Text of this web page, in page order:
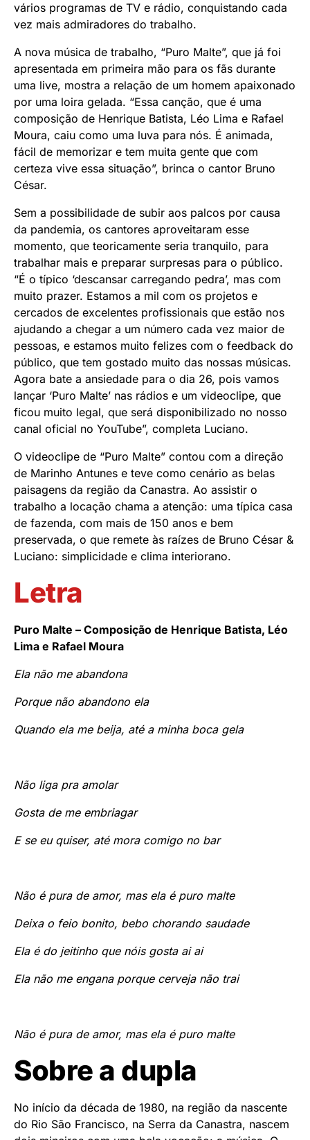
vários programas de TV e rádio, conquistando cada
vez mais admiradores do trabalho.
A nova música de trabalho, “Puro Malte”, que já foi
apresentada em primeira mão para os fãs durante
uma live, mostra a relação de um homem apaixonado
por uma loira gelada. “Essa canção, que é uma
composição de Henrique Batista, Léo Lima e Rafael
Moura, caiu como uma luva para nós. É animada,
fácil de memorizar e tem muita gente que com
certeza vive essa situação”, brinca o cantor Bruno
César.
Sem a possibilidade de subir aos palcos por causa
da pandemia, os cantores aproveitaram esse
momento, que teoricamente seria tranquilo, para
trabalhar mais e preparar surpresas para o público.
“É o típico ‘descansar carregando pedra’, mas com
muito prazer. Estamos a mil com os projetos e
cercados de excelentes profissionais que estão nos
ajudando a chegar a um número cada vez maior de
pessoas, e estamos muito felizes com o feedback do
público, que tem gostado muito das nossas músicas.
Agora bate a ansiedade para o dia 26, pois vamos
lançar ‘Puro Malte’ nas rádios e um videoclipe, que
ficou muito legal, que será disponibilizado no nosso
canal oficial no YouTube”, completa Luciano.
O videoclipe de “Puro Malte” contou com a direção
de Marinho Antunes e teve como cenário as belas
paisagens da região da Canastra. Ao assistir o
trabalho a locação chama a atenção: uma típica casa
de fazenda, com mais de 150 anos e bem
preservada, o que remete às raízes de Bruno César &
Luciano: simplicidade e clima interiorano.
Letra
Puro Malte – Composição de Henrique Batista, Léo
Lima e Rafael Moura
Ela não me abandona
Porque não abandono ela
Quando ela me beija, até a minha boca gela
Não liga pra amolar
Gosta de me embriagar
E se eu quiser, até mora comigo no bar
Não é pura de amor, mas ela é puro malte
Deixa o feio bonito, bebo chorando saudade
Ela é do jeitinho que nóis gosta ai ai
Ela não me engana porque cerveja não trai
Não é pura de amor, mas ela é puro malte
Sobre a dupla
No início da década de 1980, na região da nascente
do Rio São Francisco, na Serra da Canastra, nascem